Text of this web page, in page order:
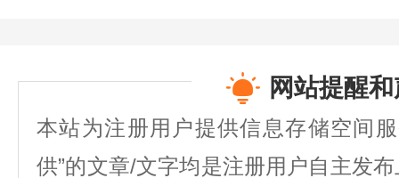
网站提醒
本站为注册用户提供信息存储空间
供”的文章/文字均是注册用户自主发